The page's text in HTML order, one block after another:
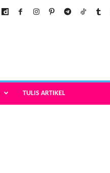
TULIS ARTIKEL